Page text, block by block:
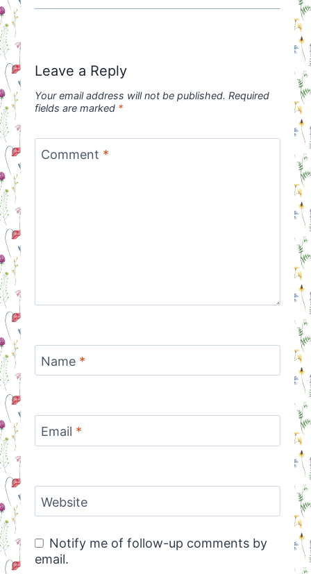
Leave a Reply
Your email address will not be published. Required
fields are marked *
Comment *
Name *
Email *
Website
Notify me of follow-up comments by
email.